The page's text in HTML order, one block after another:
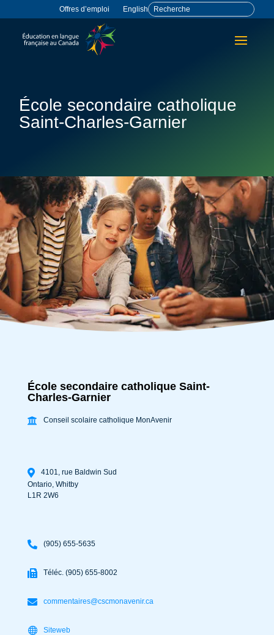
Offres d’emploi English
École secondaire catholique
Saint-Charles-Garnier
École secondaire catholique Saint-
Charles-Garnier
Conseil scolaire catholique MonAvenir
4101, rue Baldwin Sud
Ontario, Whitby
L1R 2W6
(905) 655-5635
Téléc. (905) 655-8002
commentaires@cscmonavenir.ca
Siteweb